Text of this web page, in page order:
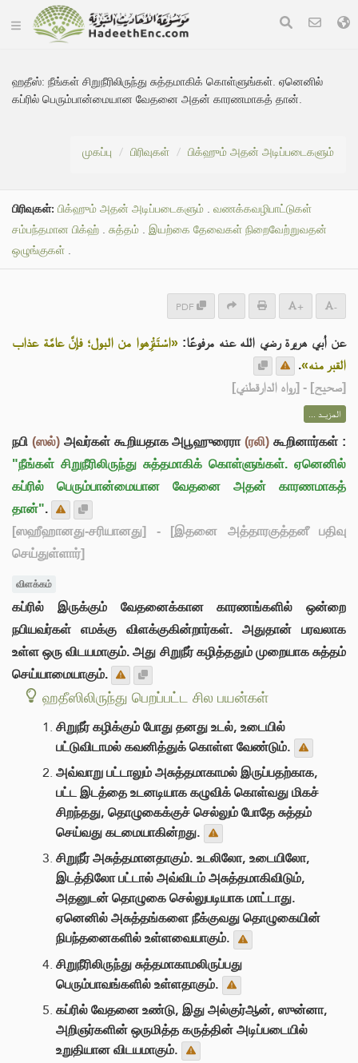
ஹதீஸ்:நீங்கள் சிறுநீரிலிருந்து சுத்தமாகிக் கொள்ளுங்கள். ஏனெனில்
கப்ரில் பெரும்பான்மையான வேதனை அதன் காரணமாகத் தான்.
முகப்பு பிரிவுகள் பிக்ஹும் அதன் அடிப்படைகளும்
பிரிவுகள்: பிக்ஹும் அதன் அடிப்படைகளும் . வணக்கவழிபாட்டுகள்
சம்பந்தமான பிக்ஹ் . சுத்தம் . இயற்கை தேவைகள் நிறைவேற்றுவதன்
ஒழுங்குகள் .
PDF + -
عن أبي هريرة رضي الله عنه مرفوعًا:«اسْتَنْزِهوا من البول؛ فإنَّ عامَّة عذاب
القبر منه».
[صحيح] - [رواه الدارقطني]
المزيــد ...
நபி (ஸல்)அவர்கள் கூறியதாக அபூஹுரைரா(ரலி) கூறினார்கள் :
"நீங்கள் சிறுநீரிலிருந்து சுத்தமாகிக் கொள்ளுங்கள். ஏனெனில்
கப்ரில் பெரும்பான்மையான வேதனை அதன் காரணமாகத்
தான்".
[ஸஹீஹானது-சரியானது]
- [இதனை அத்தாரகுத்தனீ பதிவு
செய்துள்ளார்]
விளக்கம்
கப்ரில் இருக்கும் வேதனைக்கான காரணங்களில் ஒன்றை
நபியவர்கள் எமக்கு விளக்குகின்றார்கள். அதுதான் பரவலாக
உள்ள ஒரு விடயமாகும். அது சிறுநீர் கழித்ததும் முறையாக சுத்தம்
செய்யாமையாகும்.
ஹதீஸிலிருந்து பெறப்பட்ட சில பயன்கள்
சிறுநீர் கழிக்கும் போது தனது உடல், உடையில்
பட்டுவிடாமல் கவனித்துக் கொள்ள வேண்டும்.
அவ்வாறு பட்டாலும் அசுத்தமாகாமல் இருப்பதற்காக,
பட்ட இடத்தை உடனடியாக கழுவிக் கொள்வது மிகச்
சிறந்தது, தொழுகைக்குச் செல்லும் போதே சுத்தம்
செய்வது கடமையாகின்றது.
சிறுநீர் அசுத்தமானதாகும். உடலிலோ, உடையிலோ,
இடத்திலோ பட்டால் அவ்விடம் அசுத்தமாகிவிடும்,
அதனுடன் தொழுகை செல்லுபடியாக மாட்டாது.
ஏனெனில் அசுத்தங்களை நீக்குவது தொழுகையின்
நிபந்தனைகளில் உள்ளவையாகும்.
சிறுநீரிலிருந்து சுத்தமாகாமலிருப்பது
பெரும்பாவங்களில் உள்ளதாகும்.
கப்ரில் வேதனை உண்டு, இது அல்குர்ஆன், ஸுன்னா,
அறிஞர்களின் ஒருமித்த கருத்தின் அடிப்படையில்
உறுதியான விடயமாகும்.